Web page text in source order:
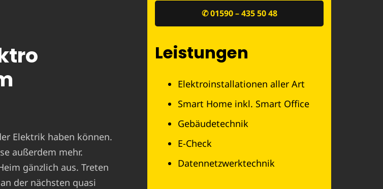
Elektrik haben können.
außerdem mehr.
gänzlich aus. Treten
der nächsten quasi
✆ 01590 – 435 50 48
Leistungen
Elektroinstallationen aller Art
Smart Home inkl. Smart Office
Gebäudetechnik
E-Check
Datennetzwerktechnik